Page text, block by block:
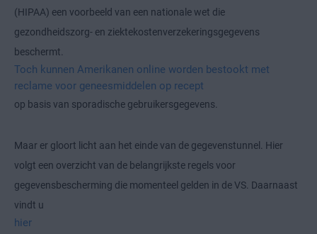
(HIPAA) een voorbeeld van een nationale wet die
gezondheidszorg- en ziektekostenverzekeringsgegevens
beschermt.
Toch kunnen Amerikanen online worden bestookt met
reclame voor geneesmiddelen op recept
op basis van sporadische gebruikersgegevens.
Maar er gloort licht aan het einde van de gegevenstunnel. Hier
volgt een overzicht van de belangrijkste regels voor
gegevensbescherming die momenteel gelden in de VS. Daarnaast
vindt u
hier